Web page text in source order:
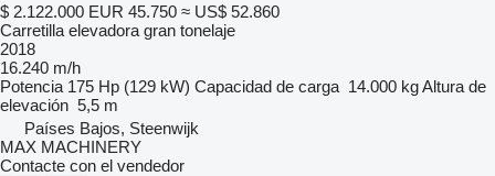
$ 2.122.000 EUR 45.750 ≈ US$ 52.860
Carretilla elevadora gran tonelaje
2018
16.240 m/h
Potencia 175 Hp (129 kW) Capacidad de carga 14.000 kgAltura de
elevación 5,5 m
Países Bajos, Steenwijk
MAX MACHINERY
Contacte con el vendedor